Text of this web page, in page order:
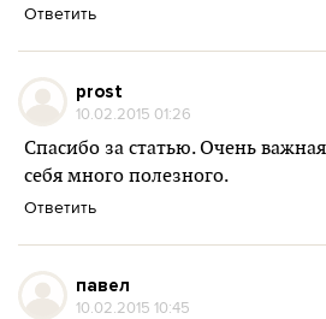
Ответить
prost
10.02.2015 01:26
Спасибо за статью. Очень
себя много полезного.
Ответить
павел
10.02.2015 10:45